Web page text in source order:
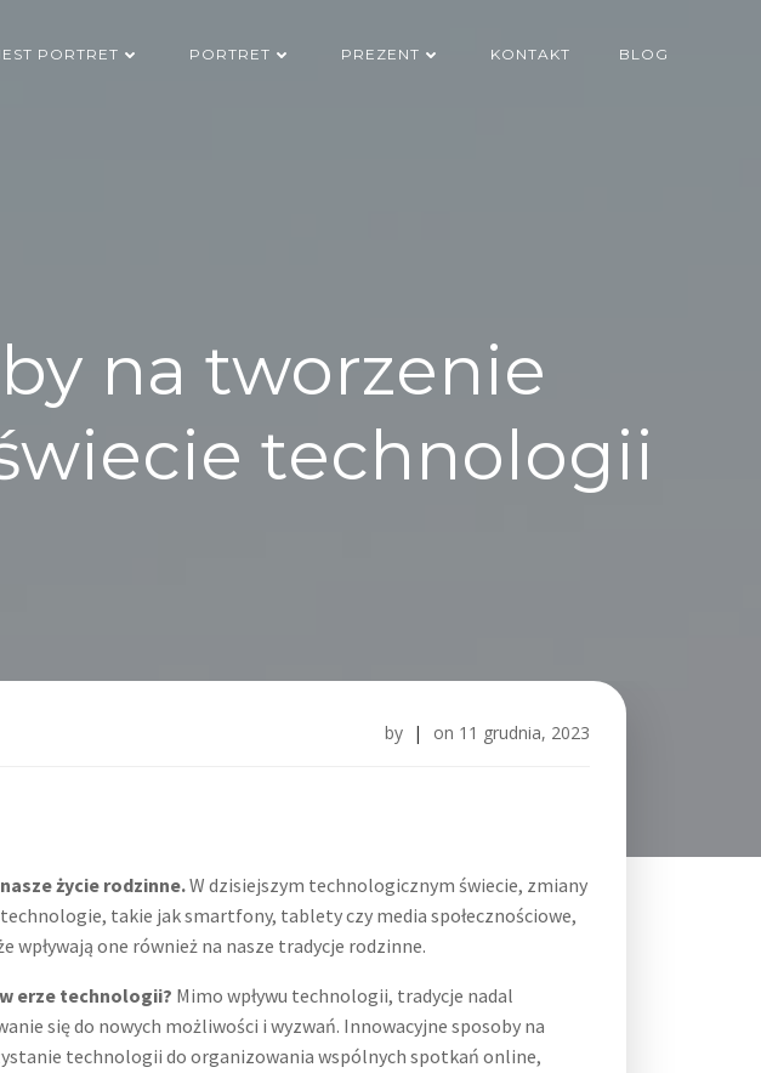
PORTRET PORTRET PREZENT KONTAKT BLOG
na tworzenie
technologii
by | on 11 grudnia, 2023
życie rodzinne.W dzisiejszym technologicznym świecie, zmiany
takie jak smartfony, tablety czy media społecznościowe,
wpływają one również na nasze tradycje rodzinne.
erze technologii? Mimo wpływu technologii, tradycje nadal
się do nowych możliwości i wyzwań. Innowacyjne sposoby na
technologii do organizowania wspólnych spotkań online,